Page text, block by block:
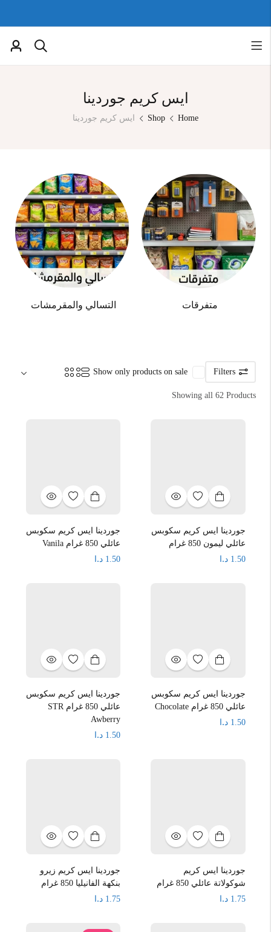
ايس كريم جوردينا
Home
Shop ايس كريم جوردينا
متفرقات التسالي والمقرمشات
Filters
Show only products on sale
Showing all 62 Products
جوردينا ايس كريم سكوبس
عائلي ليمون 850 غرام
1.50 د.ا
جوردينا ايس كريم سكوبس
عائلي 850 غرام Vanila
1.50 د.ا
جوردينا ايس كريم سكوبس
عائلي 850 غرام Chocolate
1.50 د.ا
جوردينا ايس كريم سكوبس
عائلي 850 غرام STR
Awberry
1.50 د.ا
جوردينا ايس كريم
شوكولاتة عائلي 850 غرام
1.75 د.ا
جوردينا ايس كريم زيرو
بنكهة الفانيليا 850 غرام
1.75 د.ا